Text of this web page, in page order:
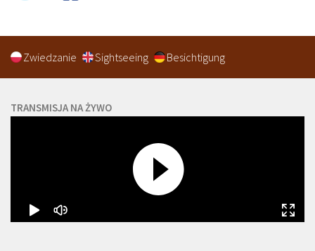
Zwiedzanie Sightseeing Besichtigung
TRANSMISJA NA ŻYWO